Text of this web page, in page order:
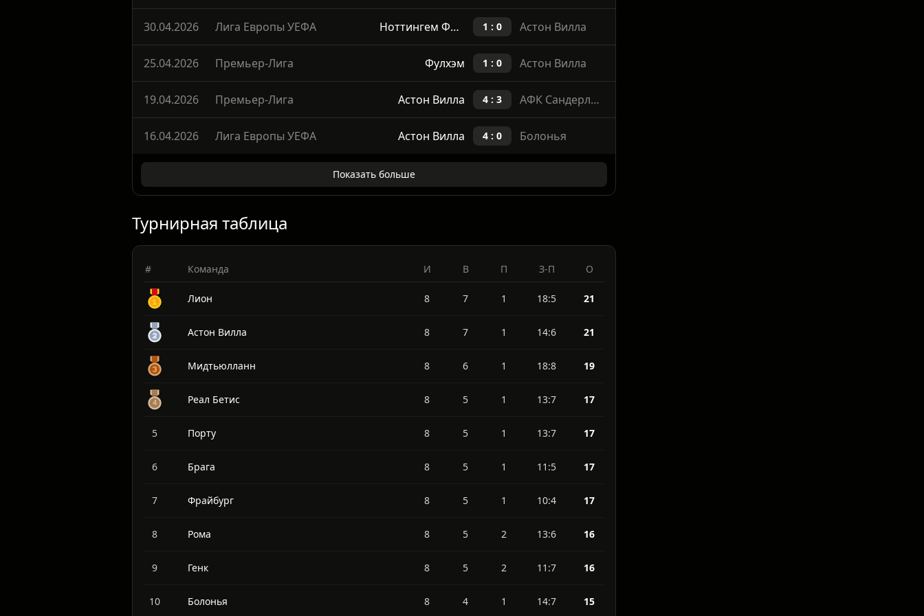
03.05.2026 Премьер-Лига Астон Вилла 1 : 2
30.04.2026 Лига Европы УЕФА Ноттингем Форест 1 : 0 Астон Вилла
25.04.2026 Премьер-Лига Фулхэм 1 : 0 Астон Вилла
19.04.2026 Премьер-Лига Астон Вилла 4 : 3
Астон Вилла
Турнирная таблица
# Команда И В П З-П О
Лион 8 7 1 18:5 21
Астон Вилла 8 7 1 14:6 21
Мидтьюлланн 8 6 1 18:8 19
Реал Бетис 8 5 1 13:7 17
5 Порту 8 5 1 13:7 17
6 Брага 8 5 1 11:5 17
7 Фрайбург 8 5 1 10:4 17
8 Рома 8 5 2 13:6 16
9 Генк 8 5 2 11:7 16